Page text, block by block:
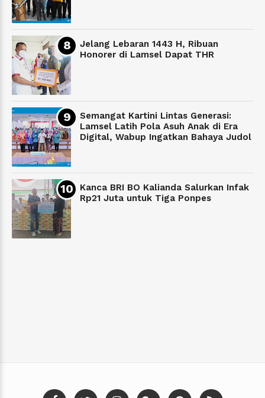
Jelang Lebaran 1443 H, Ribuan
Honorer di Lamsel Dapat THR
Semangat Kartini Lintas Generasi:
Lamsel Latih Pola Asuh Anak di Era
Digital, Wabup Ingatkan Bahaya Judol
Kanca BRI BO Kalianda Salurkan Infak
Rp21 Juta untuk Tiga Ponpes